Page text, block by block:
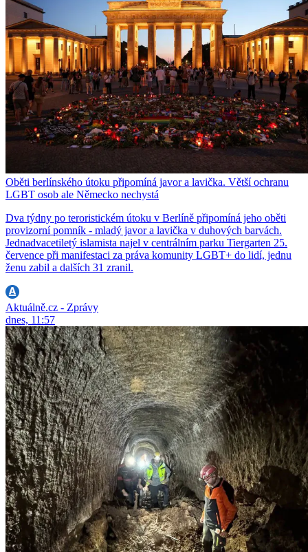
Oběti berlínského útoku připomíná javor a lavička. Větší ochranu
LGBT osob ale Německo nechystá
Dva týdny po teroristickém útoku v Berlíně připomíná jeho oběti
provizorní pomník - mladý javor a lavička v duhových barvách.
Jednadvacetiletý islamista najel v centrálním parku Tiergarten 25.
července při manifestaci za práva komunity LGBT+ do lidí, jednu
ženu zabil a dalších 31 zranil.
Aktuálně.cz - Zprávy
dnes, 11:57